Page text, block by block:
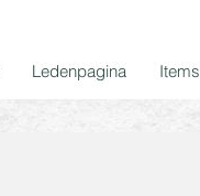
Ledenpagina Items